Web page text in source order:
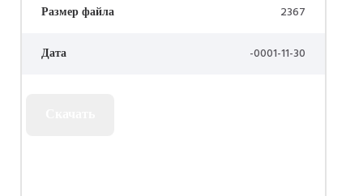
Размер файла 2367
Дата -0001-11-30